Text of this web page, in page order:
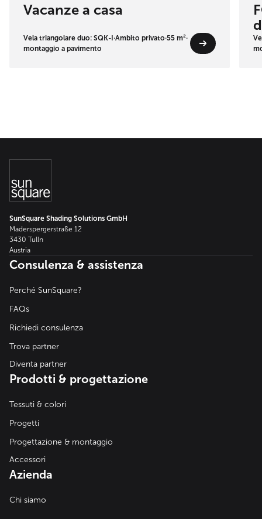
Vacanze a casa
Vela triangolare duo: SQK-I·Ambito privato·55 m²·
montaggio a pavimento
SunSquare Shading Solutions GmbH
Maderspergerstraße 12
3430 Tulln
Austria
Consulenza & assistenza
Perché SunSquare?
FAQs
Richiedi consulenza
Trova partner
Diventa partner
Prodotti & progettazione
Tessuti & colori
Progetti
Progettazione & montaggio
Accessori
Azienda
Chi siamo